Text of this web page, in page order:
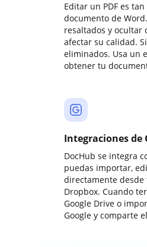
Editar un PDF es
documento de
resaltados y ocultar
afectar su calidad.
eliminados. Usa un
obtener tu
Integraciones de
DocHub se integra
puedas importar,
directamente desde
Dropbox. Cuando
Google Drive o
Google y comparte